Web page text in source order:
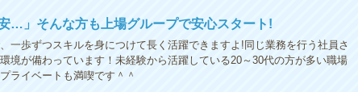
…」そんな方も上場グループで安心スタート!
一歩ずつスキルを身につけて長く活躍できますよ!同じ業務を行う社員さ
境が備わっています！未経験から活躍している20～30代の方が多い職場
ライベートも満喫です＾＾